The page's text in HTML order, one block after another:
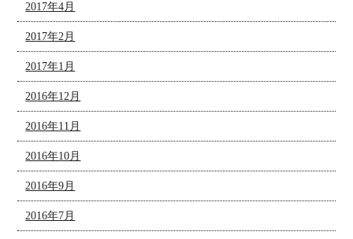
2017年4月
2017年2月
2017年1月
2016年12月
2016年11月
2016年10月
2016年9月
2016年7月